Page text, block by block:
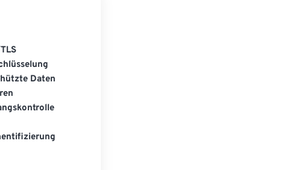
Daten